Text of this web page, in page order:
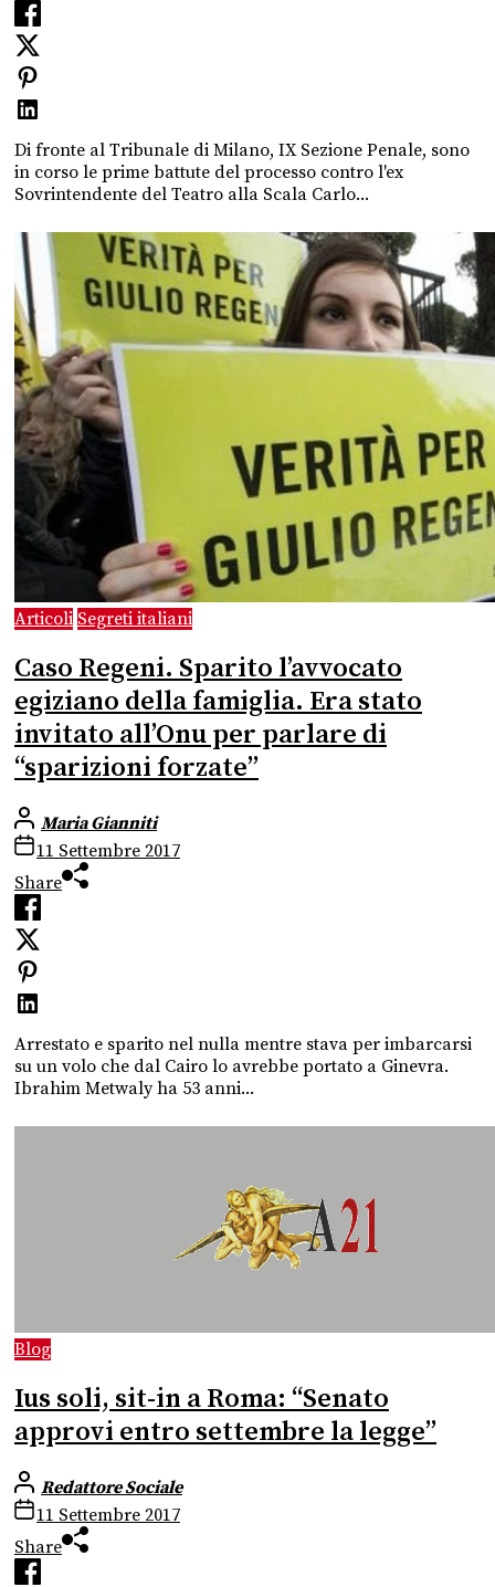
Di fronte al Tribunale di Milano, IX Sezione Penale, sono
in corso le prime battute del processo contro l'ex
Sovrintendente del Teatro alla Scala Carlo...
Articoli Segreti italiani
Caso Regeni. Sparito l’avvocato
egiziano della famiglia. Era stato
invitato all’Onu per parlare di
“sparizioni forzate”
Maria Gianniti
11 Settembre 2017
Share
Arrestato e sparito nel nulla mentre stava per imbarcarsi
su un volo che dal Cairo lo avrebbe portato a Ginevra.
Ibrahim Metwaly ha 53 anni...
Blog
Ius soli, sit-in a Roma: “Senato
approvi entro settembre la legge”
Redattore Sociale
11 Settembre 2017
Share